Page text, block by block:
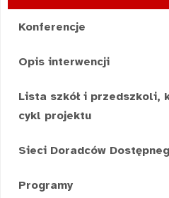
Konferencje
Opis interwencji
Lista szkół i przedszkoli,
cykl projektu
Sieci Doradców
Programy